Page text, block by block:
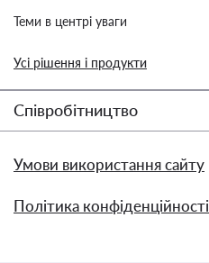
Теми в центрі уваги
Усі рішення і продукти
Співробітництво
Умови використання сайту
Політика конфіденційності